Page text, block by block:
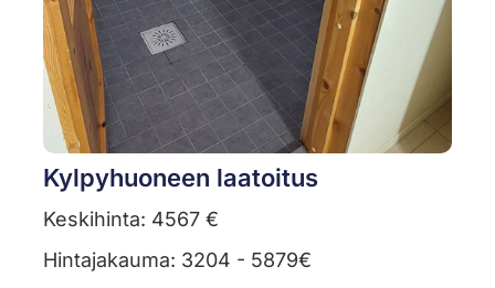
Kylpyhuoneen laatoitus
Keskihinta: 4567 €
Hintajakauma: 3204 - 5879€